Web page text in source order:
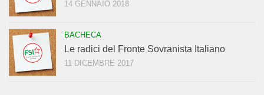
14 GENNAIO 2018
BACHECA
Le radici del Fronte Sovranista Italiano
11 DICEMBRE 2017